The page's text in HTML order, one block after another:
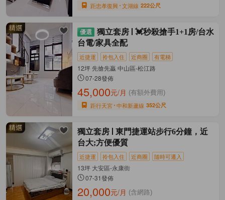
距忠孝復興 文湖線 222公尺
獨立套房
💓秒殺搶手1+1房/台水
台電/家具全配
近捷運 拎包入住 近商圈 有電梯
12坪 先搶先贏 中山區-松江路
07-28發佈
45,000元/月 (有額外費用)
距行天宮 中和新蘆線 352公尺
獨立套房
東門捷運站步行6分鐘，近
台大;方便優質
近捷運 拎包入住 近商圈 隨時可遷入
13坪 大安區-永康街
07-31發佈
20,000元/月 (含網路)